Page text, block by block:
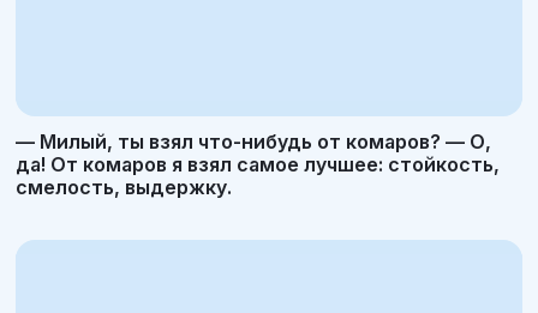
— Милый, ты взял что-нибудь от комаров? — О,
да! От комаров я взял самое лучшее: стойкость,
смелость, выдержку.